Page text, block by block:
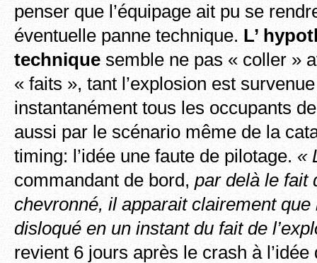
penser que l’équipage ait pu se
éventuelle panne technique. L’
technique semble ne pas « coller »
« faits », tant l’explosion est
instantanément tous les occupants
aussi par le scénario même de la
timing: l’idée une faute de pilotage. «
commandant de bord, par delà le fait
chevronné, il apparait clairement que
disloqué en un instant du fait de
revient 6 jours après le crash à l’idée